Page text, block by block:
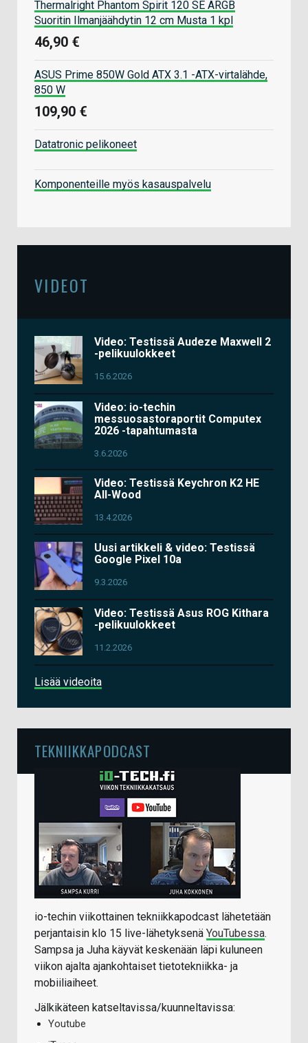
Thermalright Phantom Spirit 120 SE ARGB
Suoritin Ilmanjäähdytin 12 cm Musta 1 kpl
46,90 €
ASUS Prime 850W Gold ATX 3.1 -ATX-virtalähde,
850 W
109,90 €
Datatronic pelikoneet
Komponenteille myös kasauspalvelu
VIDEOT
Video: Testissä Audeze Maxwell 2
-pelikuulokkeet
15.6.2026
Video: io-techin
messuosastoraportit Computex
2026 -tapahtumasta
3.6.2026
Video: Testissä Keychron K2 HE
All-Wood
13.4.2026
Uusi artikkeli & video: Testissä
Google Pixel 10a
9.3.2026
Video: Testissä Asus ROG Kithara
-pelikuulokkeet
11.2.2026
Lisää videoita
TEKNIIKKAPODCAST
io-techin viikottainen tekniikkapodcast lähetetään
perjantaisin klo 15 live-lähetyksenä YouTubessa.
Sampsa ja Juha käyvät keskenään läpi kuluneen
viikon ajalta ajankohtaiset tietotekniikka- ja
mobiiliaiheet.
Jälkikäteen katseltavissa/kuunneltavissa:
Youtube